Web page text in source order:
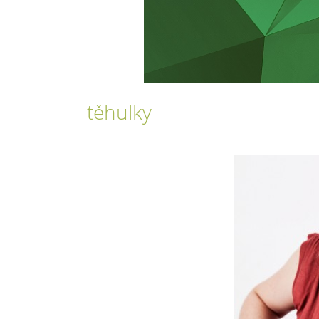
těhulky